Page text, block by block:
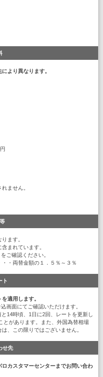
より異なります。
ません。
ます。
まれています。
ご確認ください。
・両替金額の１．５％～３％
ト
適用します。
画面にてご確認いただけます。
14時頃、1日に2回、レートを更新し
とがあります。また、外国為替相場
、この限りではございません。
せ先
カスタマーセンターまでお問い合わ